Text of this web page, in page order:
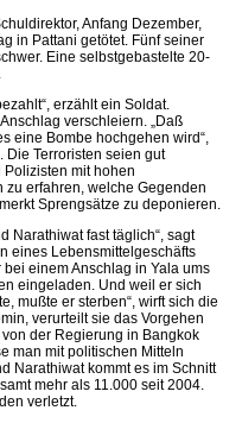
Anfang Dezember,
in Pattani getötet. Fünf seiner
Eine selbstgebastelte 20-
erzählt ein Soldat.
verschleiern. „Daß
eine Bombe hochgehen wird“,
Die Terroristen seien gut
Polizisten mit hohen
zu erfahren, welche Gegenden
Sprengsätze zu deponieren.
Narathiwat fast täglich“, sagt
eines Lebensmittelgeschäfts
einem Anschlag in Yala ums
eingeladen. Und weil er sich
mußte er sterben“, wirft sich die
verurteilt sie das Vorgehen
der Regierung in Bangkok
man mit politischen Mitteln
Narathiwat kommt es im Schnitt
mehr als 11.000 seit 2004.
verletzt.